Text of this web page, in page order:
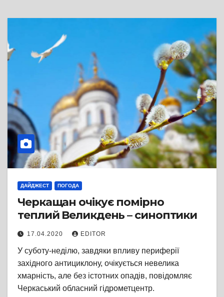
ДАЙДЖЕСТ ПОГОДА
Черкащан очікує помірно
теплий Великдень – синоптики
17.04.2020 EDITOR
У суботу-неділю, завдяки впливу периферії
західного антициклону, очікується невелика
хмарність, але без істотних опадів, повідомляє
Черкаський обласний гідрометцентр.